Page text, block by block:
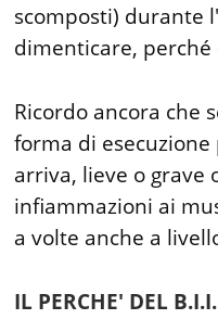
scomposti) durante
dimenticare, perché
Ricordo ancora che
forma di
arriva, lieve o grave
infiammazioni ai
a volte anche a
IL PERCHE' DEL B.I.I.